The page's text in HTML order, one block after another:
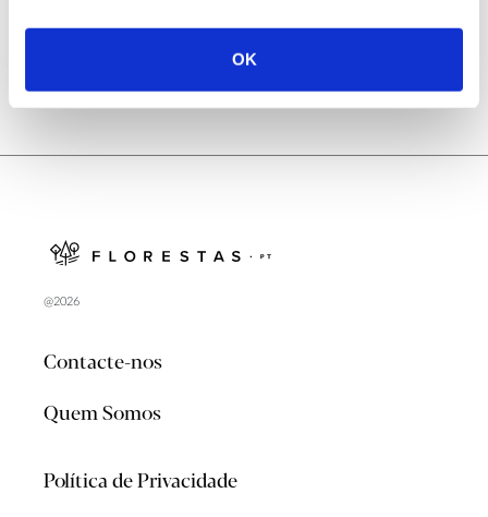
OK
@2026
Contacte-nos
Quem Somos
Política de Privacidade